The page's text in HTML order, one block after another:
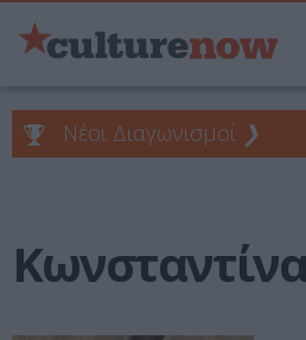
Νέοι Διαγωνισμοί ❯